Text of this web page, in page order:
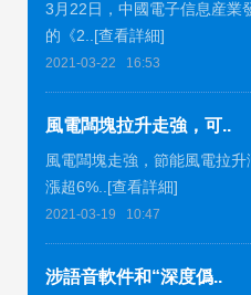
3月22日，中國電子信息産業
的《2..[查看詳細]
2021-03-22 16:53
風電闆塊拉升走強，可..
風電闆塊走強，節能風電拉
漲超6%..[查看詳細]
2021-03-19 10:47
涉語音軟件和“深度僞..